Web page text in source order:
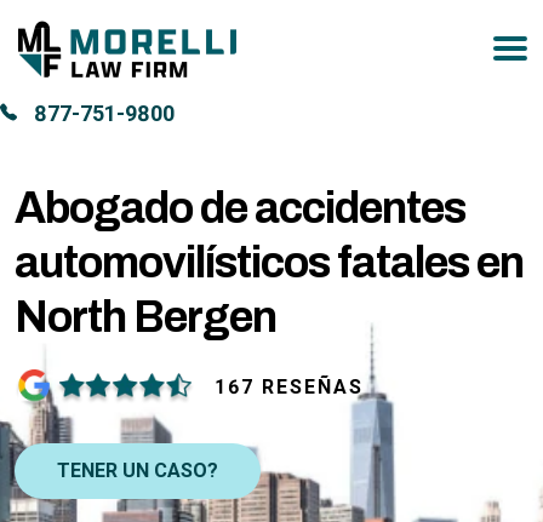
877-751-9800
Abogado de accidentes
automovilísticos fatales en
North Bergen
167 RESEÑAS
TENER UN CASO?